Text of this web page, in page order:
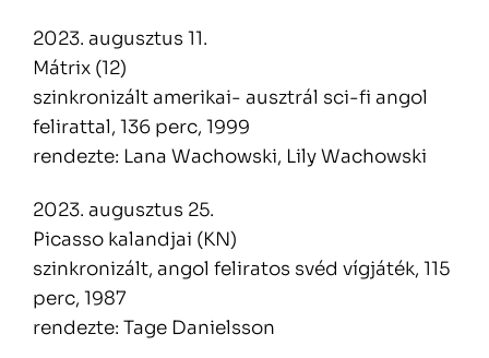
2023. augusztus 11.
Mátrix (12)
szinkronizált amerikai- ausztrál sci-fi angol
felirattal, 136 perc, 1999
rendezte: Lana Wachowski, Lily Wachowski
2023. augusztus 25.
Picasso kalandjai (KN)
szinkronizált, angol feliratos svéd vígjáték, 115
perc, 1987
rendezte: Tage Danielsson